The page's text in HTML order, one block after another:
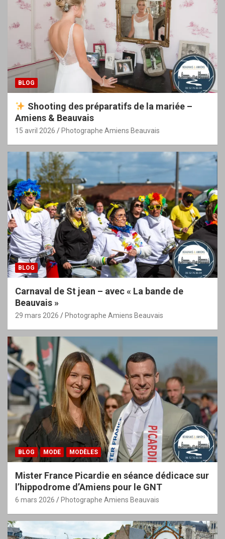
BLOG
Shooting des préparatifs de la mariée –
Amiens & Beauvais
15 avril 2026 Photographe Amiens Beauvais
BLOG
Carnaval de St jean – avec « La bande de
Beauvais »
29 mars 2026 Photographe Amiens Beauvais
BLOG MODE MODÈLES
Mister France Picardie en séance dédicace sur
l’hippodrome d’Amiens pour le GNT
6 mars 2026 Photographe Amiens Beauvais